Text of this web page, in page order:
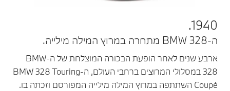
1940.
ה-BMW 328 מתחרה במרוץ המילה מילייה.
ארבע שנים לאחר הופעת הבכורה המוצלחת של ה-BMW
328 במסלולי המרוצים ברחבי העולם, ה-BMW 328 Touring
Coupé השתתפה במרוץ המילה מילייה המפורסם וזכתה בו.